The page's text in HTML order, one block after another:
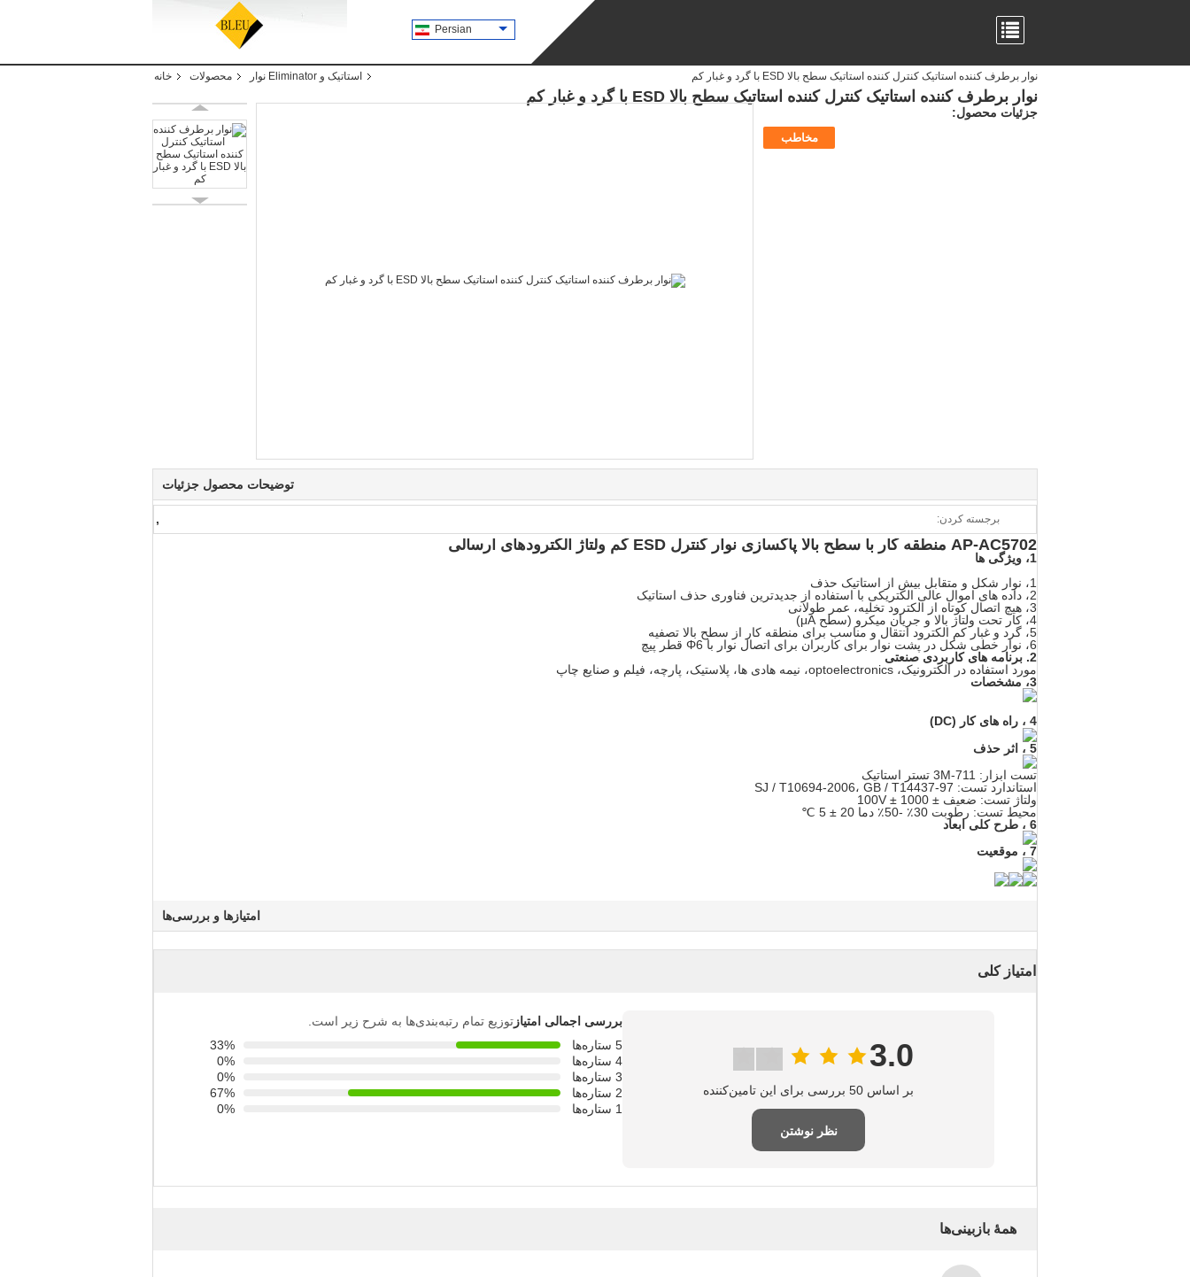
Persian
خانه محصولات استاتیک و Eliminator نوار نوار برطرف کننده استاتیک کنترل کننده استاتیک سطح بالا ESD با گرد و غبار کم
نوار برطرف کننده استاتیک کنترل کننده استاتیک سطح بالا ESD با گرد و غبار کم
جزئیات محصول:
مخاطب
توضیحات محصول جزئیات
برجسته کردن: ,
AP-AC5702 منطقه کار با سطح بالا پاکسازی نوار کنترل ESD کم ولتاژ الکترودهای ارسالی
1،
ویژگی ها
1، نوار شکل و متقابل بیش از استاتیک حذف
2، داده های اموال عالی الکتریکی با استفاده از جدیدترین فناوری حذف استاتیک
3، هیچ اتصال کوتاه از الکترود تخلیه، عمر طولانی
4، کار تحت ولتاژ بالا و جریان میکرو (سطح μA)
5، گرد و غبار کم الکترود انتقال و مناسب برای منطقه کار از سطح بالا تصفیه
6، نوار خطی شکل در پشت نوار برای کاربران برای اتصال نوار با Φ6 قطر پیچ
2. برنامه های کاربردی صنعتی
مورد استفاده در الکترونیک، optoelectronics، نیمه هادی ها، پلاستیک، پارچه، فیلم و صنایع چاپ
3،
مشخصات
4 ، راه های کار (DC)
5 ، اثر حذف
تست ابزار: 3M-711 تستر استاتیک
استاندارد تست: SJ / T10694-2006، GB / T14437-97
ولتاژ تست: ضعیف ± 1000 ± 100V
محیط تست: رطوبت 30٪ -50٪ دما 20 ± 5 ℃
6 ، طرح کلی ابعاد
7 ، موقعیت
امتیازها و بررسی‌ها
امتیاز کلی
3.0
بر اساس 50 بررسی برای این تامین‌کننده
نظر نوشتن
بررسی اجمالی امتیاز توزیع تمام رتبه‌بندی‌ها به شرح زیر است.
5 ستاره‌ها
33%
4 ستاره‌ها
0%
3 ستاره‌ها
0%
2 ستاره‌ها
67%
1 ستاره‌ها
0%
همهٔ بازبینی‌ها